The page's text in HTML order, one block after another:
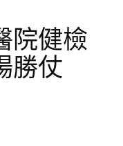
院健檢
勝仗